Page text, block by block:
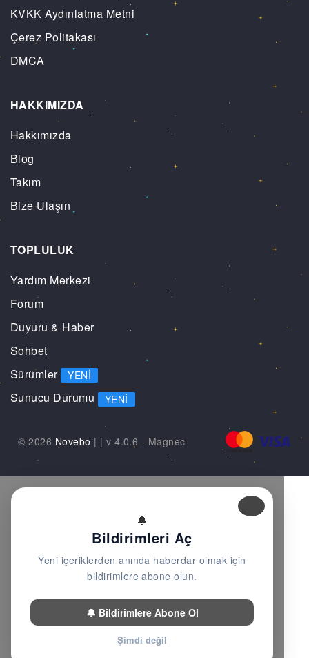
KVKK Aydınlatma Metni
Çerez Politakası
DMCA
HAKKIMIZDA
Hakkımızda
Blog
Takım
Bize Ulaşın
TOPLULUK
Yardım Merkezi
Forum
Duyuru & Haber
Sohbet
Sürümler YENI
Sunucu Durumu YENI
© 2026 Novebo | | v 4.0.6 - Magnec
🔔
Bildirimleri Aç
Yeni içeriklerden anında haberdar olmak için
bildirimlere abone olun.
🔔 Bildirimlere Abone Ol
Şimdi değil